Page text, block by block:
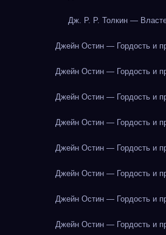
Дж. Р. Р. Толкин —
Джейн Остин — Гордость и
Джейн Остин — Гордость и
Джейн Остин — Гордость и
Джейн Остин — Гордость и
Джейн Остин — Гордость и
Джейн Остин — Гордость и
Джейн Остин — Гордость и
Джейн Остин — Гордость и